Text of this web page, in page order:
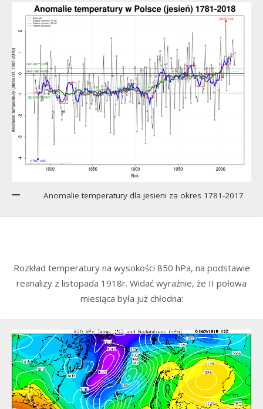
Anomalie temperatury dla jesieni za okres 1781-2017
Rozkład temperatury na wysokości 850 hPa, na podstawie
reanalizy z listopada 1918r. Widać wyraźnie, że II połowa
miesiąca była już chłodna: